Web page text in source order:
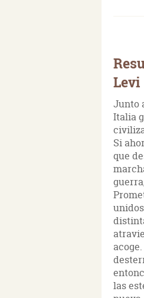
Levi
Junto
Italia
Si
que
las